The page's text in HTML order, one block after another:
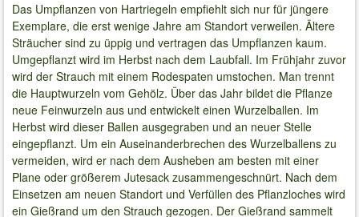
Das Umpflanzen von Hartriegeln empfiehlt sich nur für jüngere
Exemplare, die erst wenige Jahre am Standort verweilen. Ältere
Sträucher sind zu üppig und vertragen das Umpflanzen kaum.
Umgepflanzt wird im Herbst nach dem Laubfall. Im Frühjahr zuvor
wird der Strauch mit einem Rodespaten umstochen. Man trennt
die Hauptwurzeln vom Gehölz. Über das Jahr bildet die Pflanze
neue Feinwurzeln aus und entwickelt einen Wurzelballen. Im
Herbst wird dieser Ballen ausgegraben und an neuer Stelle
eingepflanzt. Um ein Auseinanderbrechen des Wurzelballens zu
vermeiden, wird er nach dem Ausheben am besten mit einer
Plane oder größerem Jutesack zusammengeschnürt. Nach dem
Einsetzen am neuen Standort und Verfüllen des Pflanzloches wird
ein Gießrand um den Strauch gezogen. Der Gießrand sammelt